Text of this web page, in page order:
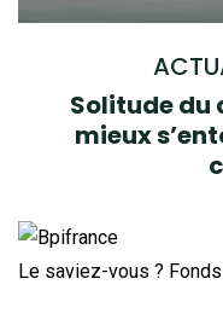
Solitude du
mieux
Le saviez-vous ?